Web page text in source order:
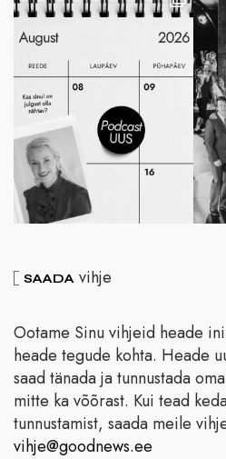
SAADA vihje
Ootame Sinu vihjeid heade
heade tegude kohta. Heade
saad tänada ja tunnustada
mitte ka võõrast. Kui tead
tunnustamist, saada meile
vihje@goodnews.ee